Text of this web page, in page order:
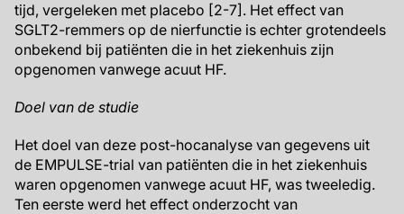
tijd, vergeleken met placebo [2-7]. Het effect van
SGLT2-remmers op de nierfunctie is echter grotendeels
onbekend bij patiënten die in het ziekenhuis zijn
opgenomen vanwege acuut HF.
Doel van de studie
Het doel van deze post-hocanalyse van gegevens uit
de EMPULSE-trial van patiënten die in het ziekenhuis
waren opgenomen vanwege acuut HF, was tweeledig.
Ten eerste werd het effect onderzocht van